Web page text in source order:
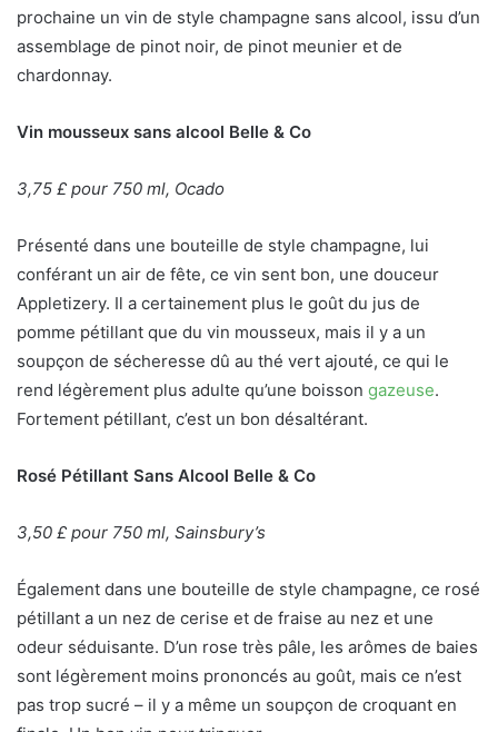
prochaine un vin de style champagne sans alcool, issu d’un
assemblage de pinot noir, de pinot meunier et de
chardonnay.
Vin mousseux sans alcool Belle & Co
3,75 £ pour 750 ml, Ocado
Présenté dans une bouteille de style champagne, lui
conférant un air de fête, ce vin sent bon, une douceur
Appletizery. Il a certainement plus le goût du jus de
pomme pétillant que du vin mousseux, mais il y a un
soupçon de sécheresse dû au thé vert ajouté, ce qui le
rend légèrement plus adulte qu’une boisson gazeuse.
Fortement pétillant, c’est un bon désaltérant.
Rosé Pétillant Sans Alcool Belle & Co
3,50 £ pour 750 ml, Sainsbury’s
Également dans une bouteille de style champagne, ce rosé
pétillant a un nez de cerise et de fraise au nez et une
odeur séduisante. D’un rose très pâle, les arômes de baies
sont légèrement moins prononcés au goût, mais ce n’est
pas trop sucré – il y a même un soupçon de croquant en